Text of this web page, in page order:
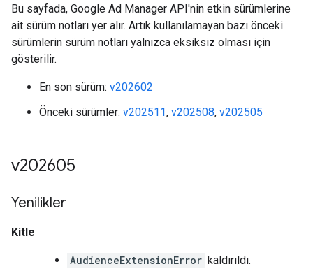
Bu sayfada, Google Ad Manager API'nin etkin sürümlerine
ait sürüm notları yer alır. Artık kullanılamayan bazı önceki
sürümlerin sürüm notları yalnızca eksiksiz olması için
gösterilir.
En son sürüm: v202602
Önceki sürümler: v202511, v202508, v202505
v202605
Yenilikler
Kitle
AudienceExtensionError kaldırıldı.